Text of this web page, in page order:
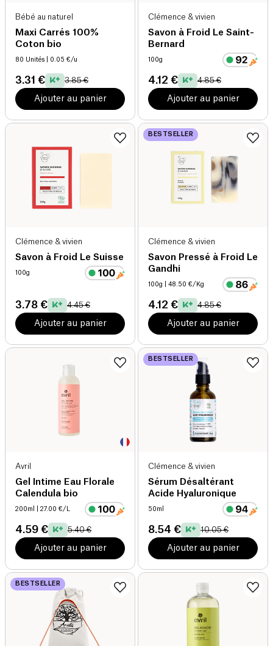
Bébé au naturel
Maxi Carrés 100%
Coton bio
80 Unités | 0.05 €/u
3.31 € 3.85 €
Ajouter au panier
Clémence & vivien
Savon à Froid Le Saint-
Bernard
100g
4.12 € 4.85 €
Ajouter au panier
Clémence & vivien
Savon à Froid Le Suisse
100g
3.78 € 4.45 €
Ajouter au panier
BESTSELLER
Clémence & vivien
Savon Pressé à Froid Le
Gandhi
100g | 48.50 €/Kg
4.12 € 4.85 €
Ajouter au panier
Avril
Gel Intime Eau Florale
Calendula bio
200ml | 27.00 €/L
4.59 € 5.40 €
Ajouter au panier
BESTSELLER
Clémence & vivien
Sérum Désaltérant
Acide Hyaluronique
50ml
8.54 € 10.05 €
Ajouter au panier
BESTSELLER